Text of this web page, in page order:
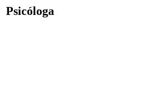
Psicóloga